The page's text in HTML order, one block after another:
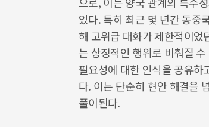
있다. 특히 최근 몇 년간 동중
해 고위급 대화가 제한적이
는 상징적인 행위로 비춰질
필요성에 대한 인식을 공유하
다. 이는 단순히 현안 해결을
풀이된다.